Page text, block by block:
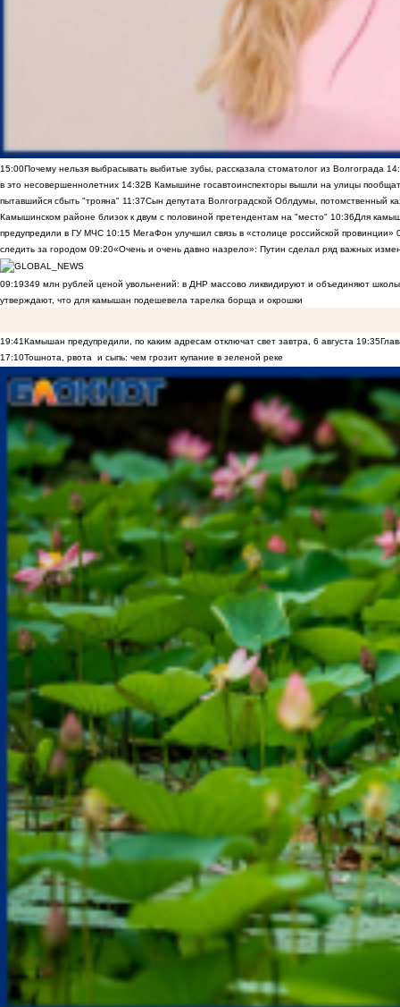
15:00Почему нельзя выбрасывать выбитые зубы, рассказала стоматолог из Волгограда
в это несовершеннолетних 14:32В Камышине госавтоинспекторы вышли на улицы
пытавшийся сбыть "трояна" 11:37Сын депутата Волгоградской Облдумы, потомственный
Камышинском районе близок к двум с половиной претендентам на "место" 10:36Для
предупредили в ГУ МЧС 10:15 МегаФон улучшил связь в «столице российской провинции»
следить за городом 09:20«Очень и очень давно назрело»: Путин сделал ряд важных
09:19349 млн рублей ценой увольнений: в ДНР массово ликвидируют и объединяют
утверждают, что для камышан подешевела тарелка борща и окрошки
19:41Камышан предупредили, по каким адресам отключат свет завтра, 6 августа 19:35
17:10Тошнота, рвота и сыпь: чем грозит купание в зеленой реке